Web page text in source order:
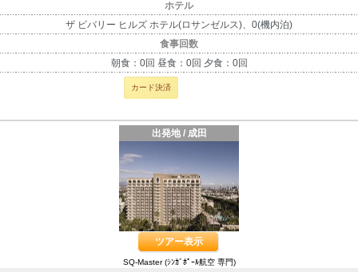
ホテル
ザ ビバリー ヒルズ ホテル(ロサンゼルス)、0(機内泊)
食事回数
朝食：0回 昼食：0回 夕食：0回
カード決済
出発地 / 成田
ツアー表示
SQ-Master (ｼﾝｶﾞﾎﾟｰﾙ航空 専門)